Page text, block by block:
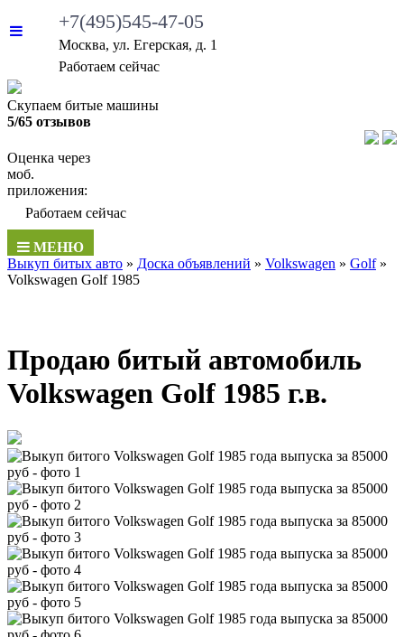
+7(495)545-47-05
Москва, ул. Егерская, д. 1
Работаем сейчас
Скупаем битые машины
5/65 отзывов
Оценка через
моб.
приложения:
Работаем сейчас
МЕНЮ
Выкуп битых авто » Доска объявлений » Volkswagen » Golf»
Volkswagen Golf 1985
Продаю битый автомобиль
Volkswagen Golf 1985 г.в.